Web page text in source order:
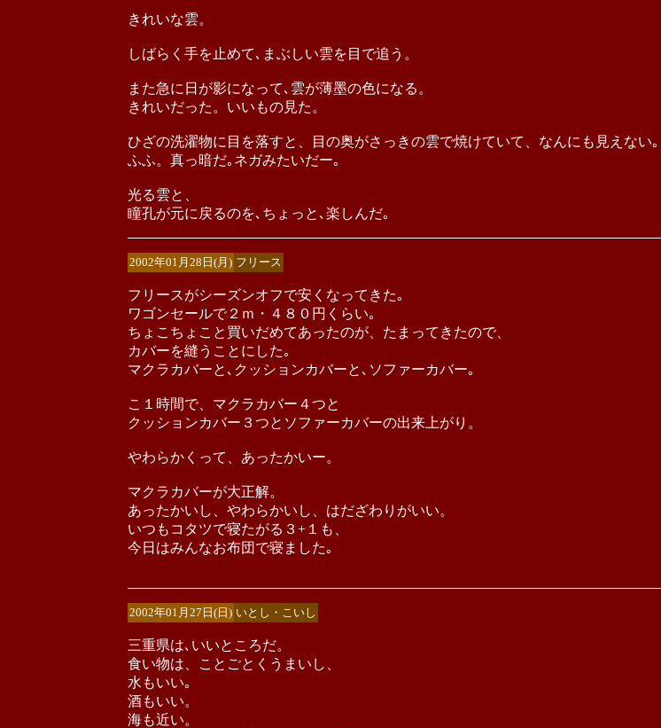
きれいな雲。
しばらく手を止めて､まぶしい雲を目で追う。
また急に日が影になって､雲が薄墨の色になる。
きれいだった。いいもの見た。
ひざの洗濯物に目を落すと、目の奥がさっきの雲で焼けていて、なんにも見えない｡
ふふ。真っ暗だ｡ネガみたいだー｡
光る雲と、
瞳孔が元に戻るのを､ちょっと､楽しんだ｡
2002年01月28日(月) フリース
フリースがシーズンオフで安くなってきた｡
ワゴンセールで２ｍ・４８０円くらい｡
ちょこちょこと買いだめてあったのが、たまってきたので、
カバーを縫うことにした｡
マクラカバーと､クッションカバーと､ソファーカバー｡
こ１時間で、マクラカバー４つと
クッションカバー３つとソファーカバーの出来上がり。
やわらかくって、あったかいー。
マクラカバーが大正解。
あったかいし、やわらかいし、はだざわりがいい。
いつもコタツで寝たがる３+１も、
今日はみんなお布団で寝ました｡
2002年01月27日(日) いとし・こいし
三重県は､いいところだ。
食い物は、ことごとくうまいし、
水もいい｡
酒もいい。
海も近い。